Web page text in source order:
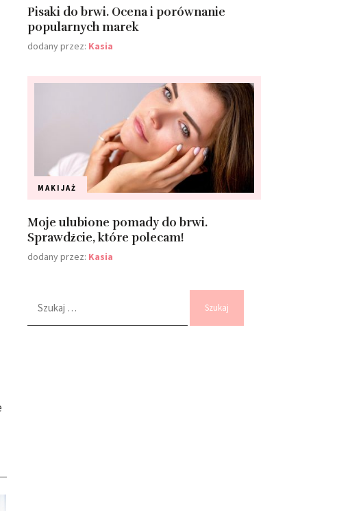
Pisaki do brwi. Ocena i porównanie
popularnych marek
dodany przez: Kasia
MAKIJAŻ
Moje ulubione pomady do brwi.
Sprawdźcie, które polecam!
dodany przez: Kasia